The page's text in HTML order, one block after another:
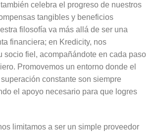
celebra el progreso de nuestros
tangibles y beneficios
filosofía va más allá de ser una
financiera; en Kredicity, nos
socio fiel, acompañándote en cada paso
Promovemos un entorno donde el
constante son siempre
el apoyo necesario para que logres
limitamos a ser un simple proveedor